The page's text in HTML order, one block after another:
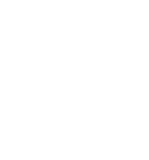
“Gust